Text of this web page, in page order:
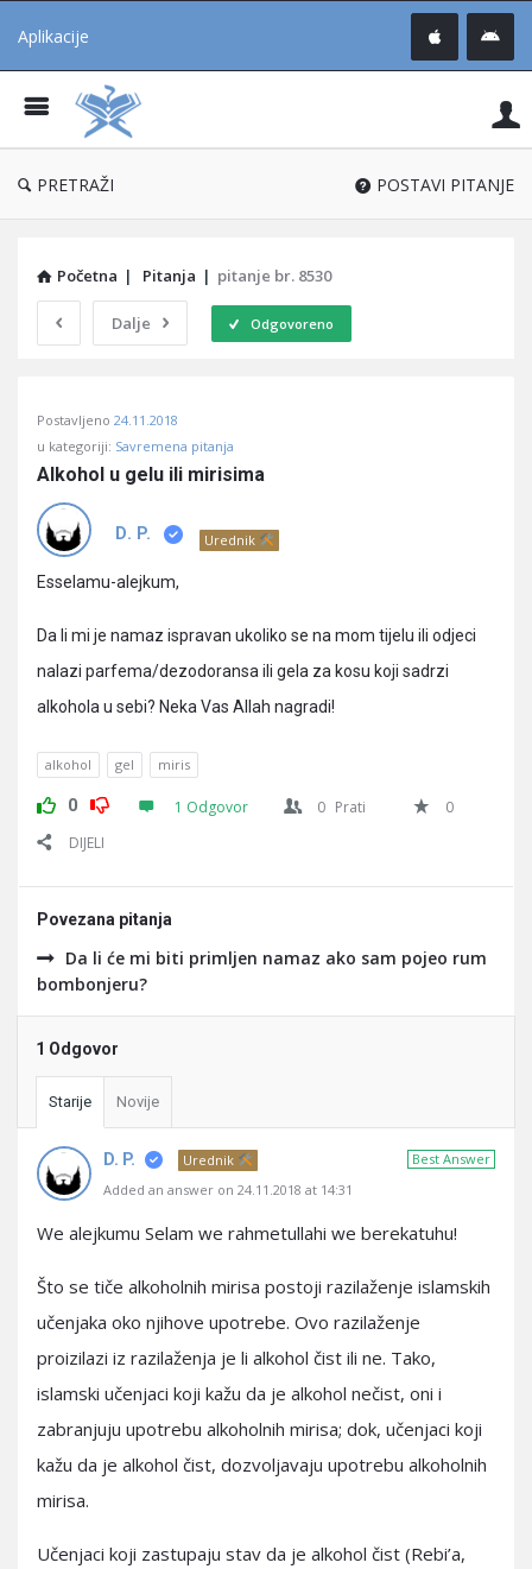
Aplikacije
®
PRETRAŽI POSTAVI PITANJE
Početna | Pitanja | pitanje br. 8530
Dalje Odgovoreno
Učene
Latest
Pitanja
Postavljeno 24.11.2018
u kategoriji: Savremena pitanja
Alkohol u gelu ili mirisima
D. P. Urednik
Esselamu-alejkum,
Da li mi je namaz ispravan ukoliko se na mom tijelu ili odjeci
nalazi parfema/dezodoransa ili gela za kosu koji sadrzi
alkohola u sebi? Neka Vas Allah nagradi!
alkohol gel miris
0 1 Odgovor 0 Prati
0
DIJELI
Povezana pitanja
Da li će mi biti primljen namaz ako sam pojeo rum
bombonjeru?
1 Odgovor
Starije Novije
Best Answer
D. P.
Urednik
Added an answer on 24.11.2018 at 14:31
We alejkumu Selam we rahmetullahi we berekatuhu!
Što se tiče alkoholnih mirisa postoji razilaženje islamskih
učenjaka oko njihove upotrebe. Ovo razilaženje
proizilazi iz razilaženja je li alkohol čist ili ne. Tako,
islamski učenjaci koji kažu da je alkohol nečist, oni i
zabranjuju upotrebu alkoholnih mirisa; dok, učenjaci koji
kažu da je alkohol čist, dozvoljavaju upotrebu alkoholnih
mirisa.
Učenjaci koji zastupaju stav da je alkohol čist (Rebi’a,